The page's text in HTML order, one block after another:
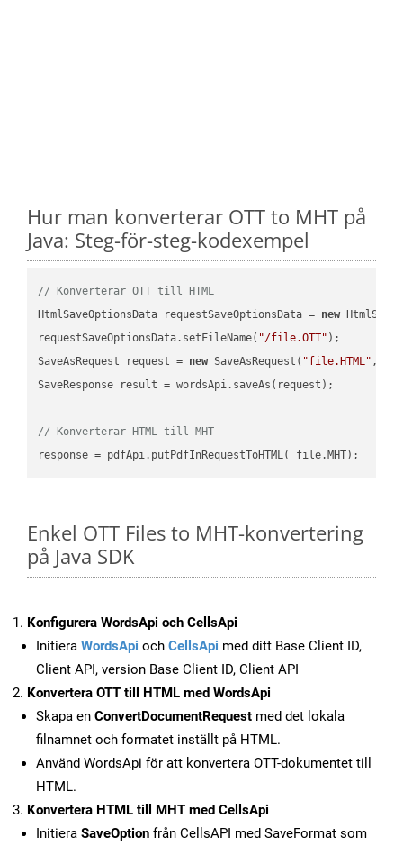
Hur man konverterar OTT to MHT på
Java: Steg-för-steg-kodexempel
// Konverterar OTT till HTML
HtmlSaveOptionsData requestSaveOptionsData = new
requestSaveOptionsData.setFileName( "/file.OTT" );
SaveAsRequest request = new SaveAsRequest( "file.HTML"
SaveResponse result = wordsApi.saveAs(request);
// Konverterar HTML till MHT
Enkel OTT Files to MHT-konvertering
på Java SDK
Konfigurera WordsApi och CellsApi
Initiera WordsApi och CellsApi med ditt Base Client ID,
Client API, version Base Client ID, Client API
Konvertera OTT till HTML med WordsApi
Skapa en ConvertDocumentRequest med det lokala
filnamnet och formatet inställt på HTML.
Använd WordsApi för att konvertera OTT-dokumentet till
HTML.
Konvertera HTML till MHT med CellsApi
Initiera SaveOption från CellsAPI med SaveFormat som